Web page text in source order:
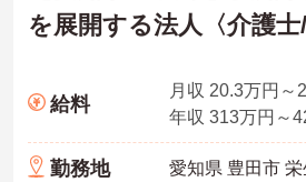
を展開する法人〈介護士/
給料
勤務地 愛知県 豊田市